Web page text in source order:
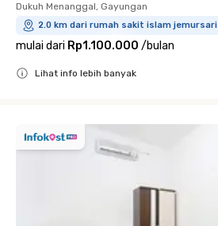
Dukuh Menanggal, Gayungan
2.0 km dari rumah sakit islam jemursari
mulai dari Rp1.100.000 /bulan
Lihat info lebih banyak